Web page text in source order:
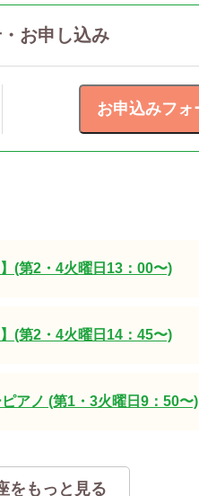
お申し込み
(第2・4火曜日13：00〜)
(第2・4火曜日14：45〜)
アノ (第1・3火曜日9：50〜)
をもっと見る